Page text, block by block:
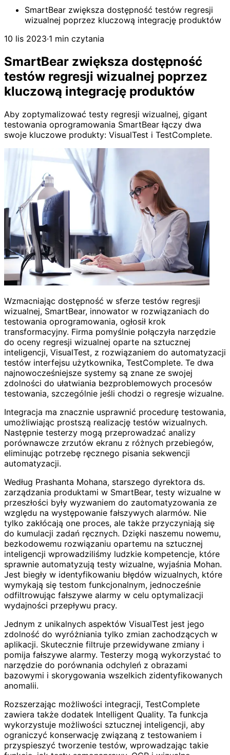
SmartBear zwiększa dostępność testów regresji
wizualnej poprzez kluczową integrację produktów
10 lis 2023·1 min czytania
SmartBear zwiększa dostępność
testów regresji wizualnej poprzez
kluczową integrację produktów
Aby zoptymalizować testy regresji wizualnej, gigant
testowania oprogramowania SmartBear łączy dwa
swoje kluczowe produkty: VisualTest i TestComplete.
Wzmacniając dostępność w sferze testów regresji
wizualnej, SmartBear, innowator w rozwiązaniach do
testowania oprogramowania, ogłosił krok
transformacyjny. Firma pomyślnie połączyła narzędzie
do oceny regresji wizualnej oparte na sztucznej
inteligencji, VisualTest, z rozwiązaniem do automatyzacji
testów interfejsu użytkownika, TestComplete. Te dwa
najnowocześniejsze systemy są znane ze swojej
zdolności do ułatwiania bezproblemowych procesów
testowania, szczególnie jeśli chodzi o regresje wizualne.
Integracja ma znacznie usprawnić procedurę testowania,
umożliwiając prostszą realizację testów wizualnych.
Następnie testerzy mogą przeprowadzać analizy
porównawcze zrzutów ekranu z różnych przebiegów,
eliminując potrzebę ręcznego pisania sekwencji
automatyzacji.
Według Prashanta Mohana, starszego dyrektora ds.
zarządzania produktami w SmartBear, testy wizualne w
przeszłości były wyzwaniem do zautomatyzowania ze
względu na występowanie fałszywych alarmów. Nie
tylko zakłócają one proces, ale także przyczyniają się
do kumulacji zadań ręcznych. Dzięki naszemu nowemu,
bezkodowemu rozwiązaniu opartemu na sztucznej
inteligencji wprowadziliśmy ludzkie kompetencje, które
sprawnie automatyzują testy wizualne, wyjaśnia Mohan.
Jest biegły w identyfikowaniu błędów wizualnych, które
wymykają się testom funkcjonalnym, jednocześnie
odfiltrowując fałszywe alarmy w celu optymalizacji
wydajności przepływu pracy.
Jednym z unikalnych aspektów VisualTest jest jego
zdolność do wyróżniania tylko zmian zachodzących w
aplikacji. Skutecznie filtruje przewidywane zmiany i
pomija fałszywe alarmy. Testerzy mogą wykorzystać to
narzędzie do porównania odchyleń z obrazami
bazowymi i skorygowania wszelkich zidentyfikowanych
anomalii.
Rozszerzając możliwości integracji, TestComplete
zawiera także dodatek Intelligent Quality. Ta funkcja
wykorzystuje możliwości sztucznej inteligencji, aby
ograniczyć konserwację związaną z testowaniem i
przyspieszyć tworzenie testów, wprowadzając takie